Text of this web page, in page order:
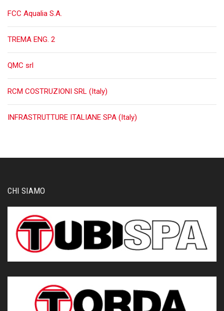
FCC Aqualia S.A.
TREMA ENG. 2
QMC srl
RCM COSTRUZIONI SRL (Italy)
INFRASTRUTTURE ITALIANE SPA (Italy)
CHI SIAMO